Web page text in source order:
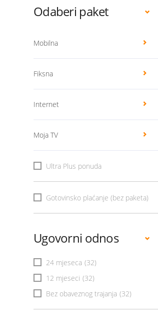
Odaberi paket
Mobilna
Fiksna
Internet
Moja TV
Ultra Plus ponuda
Gotovinsko plaćanje (bez paketa)
Ugovorni odnos
24 mjeseca (32)
12 mjeseci (32)
Bez obaveznog trajanja (32)